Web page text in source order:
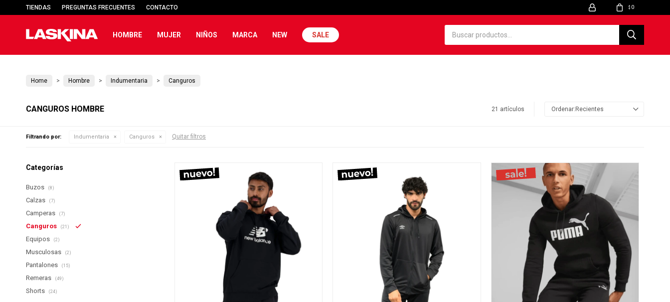
HOMBRE MUJER NIÑOS MARCA NEW SALE
$ 0
TIENDAS PREGUNTAS FRECUENTES CONTACTO
Home Hombre Indumentaria Canguros
CANGUROS HOMBRE 21 artículos Recientes
Filtrando por: Indumentaria Canguros Quitar filtros
Categorías
Buzos (8)
Calzas (7)
Camperas (7)
Canguros (21)
Equipos (2)
Musculosas (2)
Pantalones (15)
Remeras (49)
Shorts (24)